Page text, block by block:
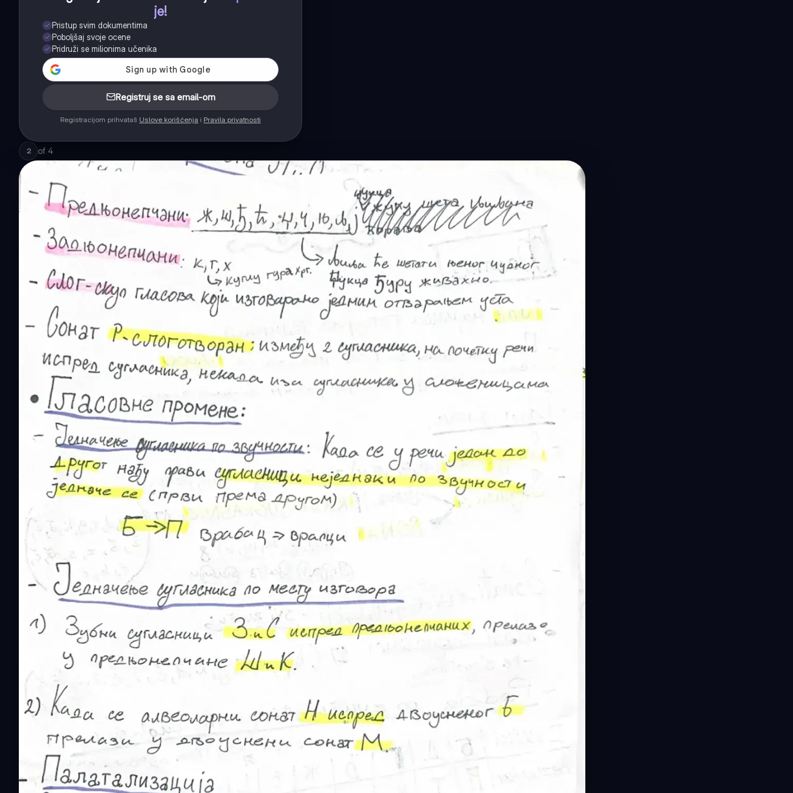
je!
Pristup svim dokumentima
Poboljšaj svoje ocene
Pridruži se milionima učenika
Registruj se sa email-om
Registracijom prihvataš Uslove korišćenja i Pravila privatnosti
2 of 4